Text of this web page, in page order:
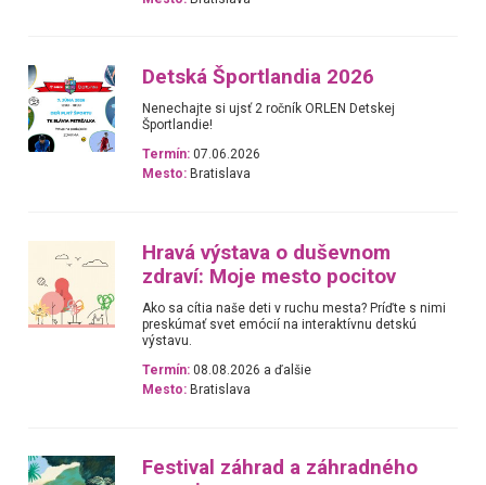
Detská Športlandia 2026
Nenechajte si ujsť 2 ročník ORLEN Detskej
Športlandie!
Termín: 07.06.2026
Mesto: Bratislava
Hravá výstava o duševnom
zdraví: Moje mesto pocitov
Ako sa cítia naše deti v ruchu mesta? Príďte s nimi
preskúmať svet emócií na interaktívnu detskú
výstavu.
Termín: 08.08.2026 a ďalšie
Mesto: Bratislava
Festival záhrad a záhradného